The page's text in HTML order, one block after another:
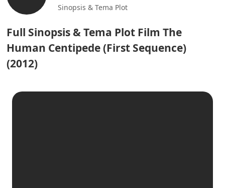
Sinopsis & Tema Plot
Full Sinopsis & Tema Plot Film The
Human Centipede (First Sequence)
(2012)